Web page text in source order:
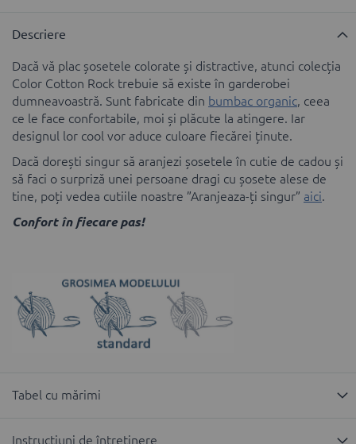
Descriere
Dacă vă plac șosetele colorate și distractive, atunci colecția
Color Cotton Rock trebuie să existe în garderobei
dumneavoastră. Sunt fabricate din bumbac organic, ceea
ce le face confortabile, moi și plăcute la atingere. Iar
designul lor cool vor aduce culoare fiecărei ținute.
Dacă dorești singur să aranjezi șosetele în cutie de cadou și
să faci o surpriză unei persoane dragi cu șosete alese de
tine, poți vedea cutiile noastre ”Aranjeaza-ți singur” aici.
Confort în fiecare pas!
Tabel cu mărimi
Instrucțiuni de întreținere